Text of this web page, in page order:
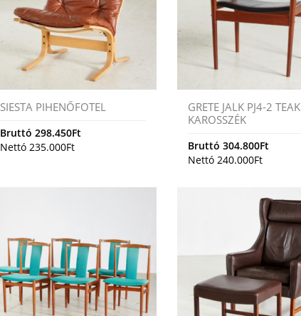
SIESTA PIHENŐFOTEL
Bruttó 298.450Ft
Nettó 235.000Ft
GRETE JALK PJ4-2 TEAK
KAROSSZÉK
Bruttó304.800Ft
Nettó 240.000Ft